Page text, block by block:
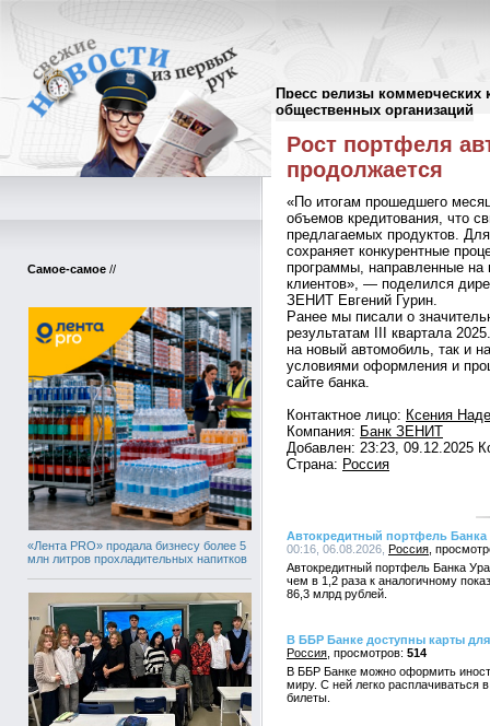
Пресс релизы коммерческих
общественных организаций
Самое-самое //
«Лента PRO» продала бизнесу более 5
млн литров прохладительных напитков
Пресс-релизы//
Рост портфеля
продолжается
«По итогам прошедшего
объемов кредитования, что
предлагаемых продуктов.
сохраняет конкурентные
программы, направленные на
клиентов», — поделился
ЗЕНИТ Евгений Гурин.
Ранее мы писали о
результатам III квартала
на новый автомобиль, так и
условиями оформления и
сайте банка.
Контактное лицо: Ксения
Компания: Банк ЗЕНИТ
Добавлен: 23:23, 09.12.2025
Страна: Россия
Автокредитный портфель
00:16, 06.08.2026, Россия
Автокредитный портфель Банка
чем в 1,2 раза к аналогичному
86,3 млрд рублей.
В ББР Банке доступны карты
Россия
514
В ББР Банке можно оформить
миру. С ней легко расплачиваться
билеты.